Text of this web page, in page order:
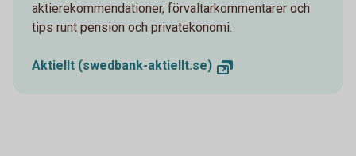
aktierekommendationer, förvaltarkommentarer och
tips runt pension och privatekonomi.
Aktiellt (swedbank-aktiellt.se)